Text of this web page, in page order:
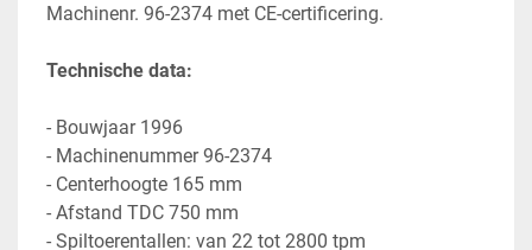
Machinenr. 96-2374 met CE-certificering.
Technische data:
- Bouwjaar 1996
- Machinenummer 96-2374
- Centerhoogte 165 mm
- Afstand TDC 750 mm
- Spiltoerentallen: van 22 tot 2800 tpm